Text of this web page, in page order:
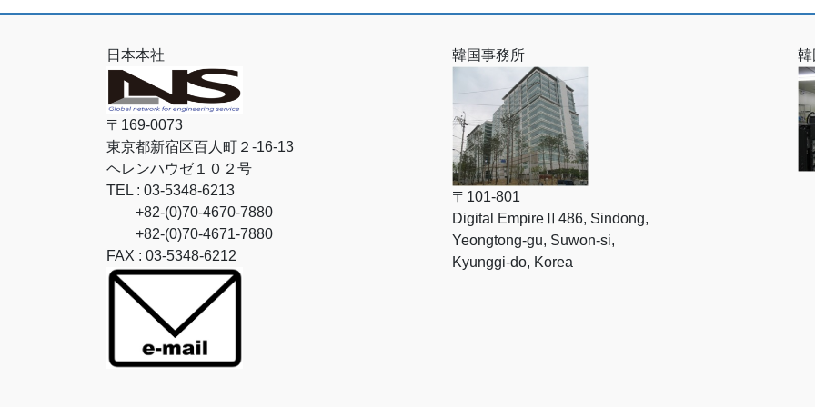
日本本社
〒169-0073
東京都新宿区百人町２-16-13
ヘレンハウゼ１０２号
TEL : 03-5348-6213
+82-(0)70-4670-7880
+82-(0)70-4671-7880
FAX : 03-5348-6212
韓国事務所
〒101-801
Digital EmpireⅡ486, Sindong,
Yeongtong-gu, Suwon-si,
Kyunggi-do, Korea
韓